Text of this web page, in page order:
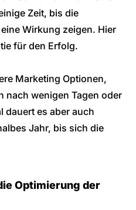
Zeit, bis die
Wirkung zeigen. Hier
für den Erfolg.
Marketing Optionen,
nach wenigen Tagen oder
dauert es aber auch
Jahr, bis sich die
Optimierung der